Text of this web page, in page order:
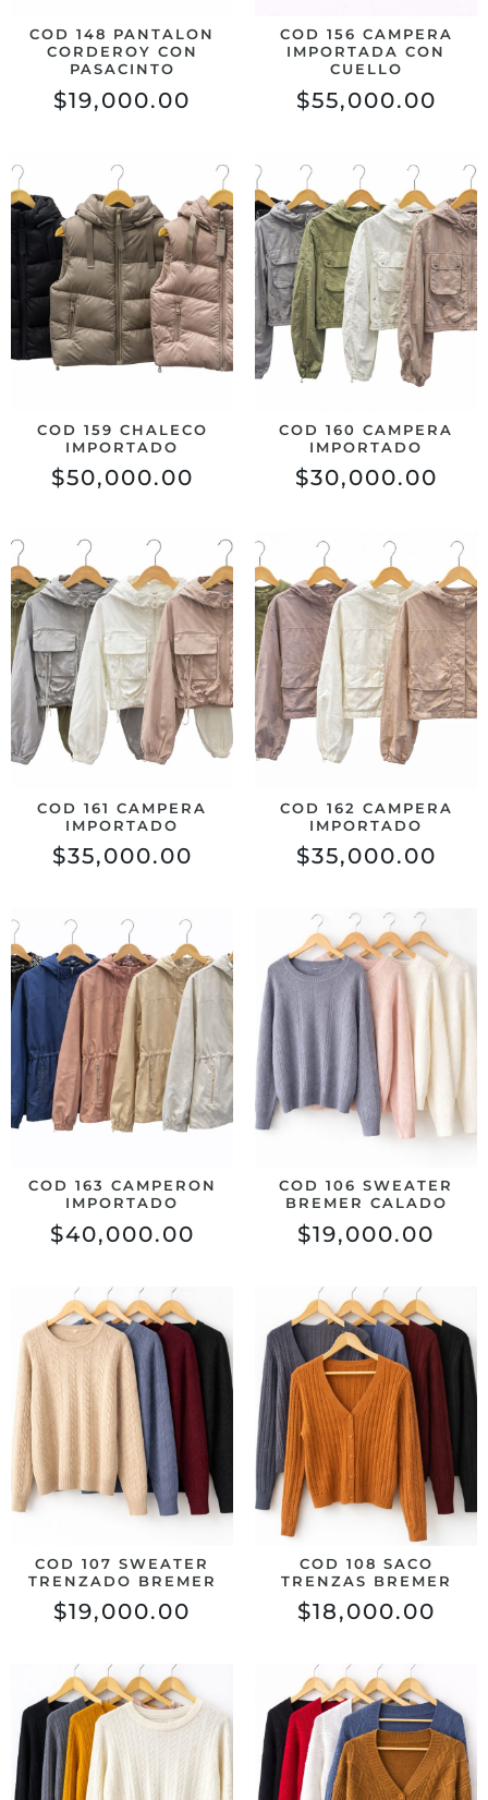
COD 148 PANTALON
CORDEROY CON
PASACINTO
$19,000.00
COD 156 CAMPERA
IMPORTADA CON
CUELLO
$55,000.00
COD 159 CHALECO
IMPORTADO
$50,000.00
COD 160 CAMPERA
IMPORTADO
$30,000.00
COD 161 CAMPERA
IMPORTADO
$35,000.00
COD 162 CAMPERA
IMPORTADO
$35,000.00
COD 163 CAMPERON
IMPORTADO
$40,000.00
COD 106 SWEATER
BREMER CALADO
$19,000.00
COD 107 SWEATER
TRENZADO BREMER
$19,000.00
COD 108 SACO
TRENZAS BREMER
$18,000.00